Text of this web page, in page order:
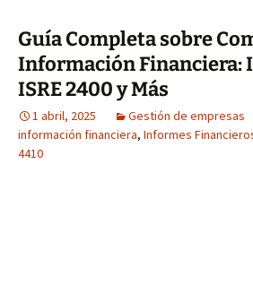
Guía Completa sobre
Información Financiera:
ISRE 2400 y Más
1 abril, 2025 Gestión de empresas
información financiera, Informes
4410